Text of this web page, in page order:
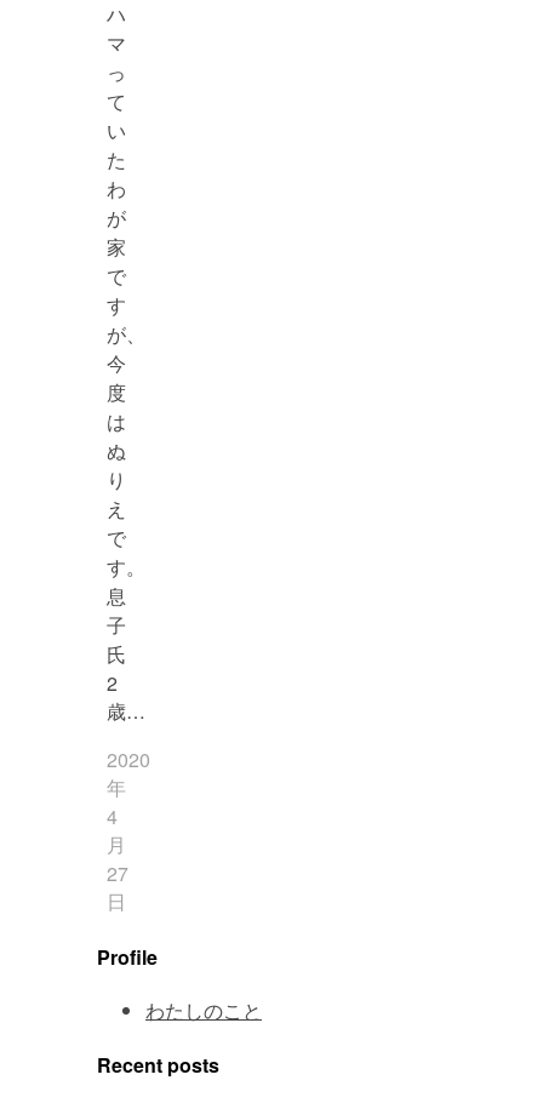
ハ
マ
っ
て
い
た
わ
が
家
で
す
が、
今
度
は
ぬ
り
え
で
す。
息
子
氏
2
歳…
2020
年
4
月
27
日
Profile
わたしのこと
Recent posts